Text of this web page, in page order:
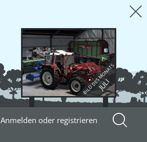
BILD DES MONATS
JULI
Anmelden oder registrieren